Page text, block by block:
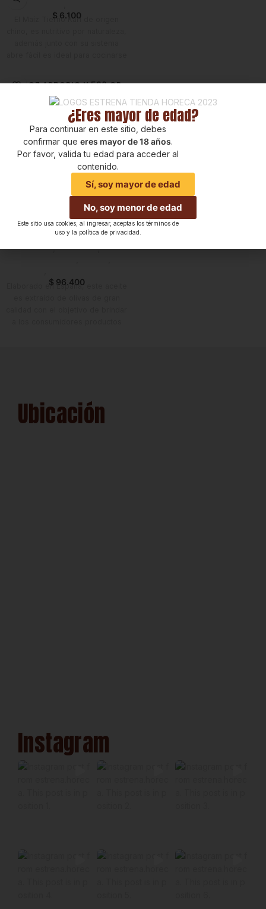
$ 6.100
El Maíz Tierno Kari de origen
ARROZ ARBORIO X 500 GR
Despensa,Arroz,Foodie
20.300
Arroz italiano de grano corto
enriquecido. Calidad de
restaurante premium y envasado
al vacío para su frescura. Su alto
contenido de almidón se libera
en el proceso de cocción lenta,
creando una consistencia
cremosa ideal para el risotto.
Coccion Rapida (15 - 17 minutos)
ACEITE DE OLIVA EXTRA
VIRGEN RAFAEL SALGADO x 1
Líneas Balance, Aceite de
Oliva,Despensa,
$ 96.400
Elaborado en España, este aceite
Ubicación
Instagram
¿Eres mayor de edad?
Para continuar en este sitio, debes
confirmar que eres mayor de 18 años.
Por favor, valida tu edad para acceder al
contenido.
Sí, soy mayor de edad
No, soy menor de edad
Este sitio usa cookies; al ingresar, aceptas los términos de
uso y la política de privacidad.